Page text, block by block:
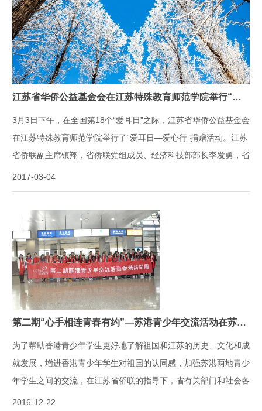
江苏省华侨公益基金会在江苏特殊教育师范学院举行“爱耳日—爱心行”捐赠活动
3月3日下午，在全国第18个“爱耳日”之际，江苏省华侨公益基金会
在江苏特殊教育师范学院举行了“爱耳日—爱心行”捐赠活动。江苏
省侨联副主席镇翔，省侨联党组成员、经济科技部部长李发勇，省
华侨公益基金会副秘书长马云鹏江苏特殊教育师范学院校长凌迎
兵、副...
2017-03-04
第二期“心手相连青春有约”—苏港青少年交流活动在苏州举行
为了帮助香港青少年学生更好地了解祖国和江苏的历史、文化和成
就发展，增进香港青少年学生对祖国的认同感，加强苏港两地青少
年学生之间的交流，在江苏省侨联的指导下，省有关部门和社会各
界的关心支持下，江苏省华侨公益基金会将于2016年12月22日至
2016-12-22